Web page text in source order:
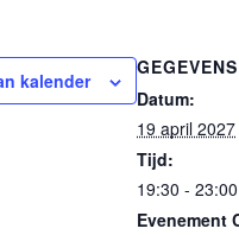
kalender
GEGEVENS
Datum:
19 april 2027
Tijd:
19:30 - 23:00
Evenement